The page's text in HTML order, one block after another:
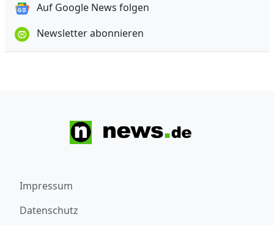
Auf Google News folgen
Newsletter abonnieren
Impressum
Datenschutz